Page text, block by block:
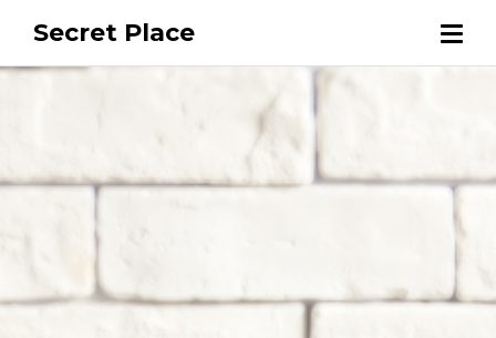
Secret Place